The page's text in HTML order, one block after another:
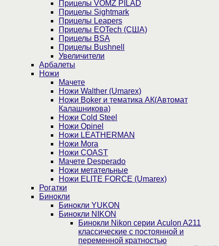
Прицелы VOMZ PILAD
Прицелы Sightmark
Прицелы Leapers
Прицелы EOTech (США)
Прицелы BSA
Прицелы Bushnell
Увеличители
Арбалеты
Ножи
Мачете
Ножи Walther (Umarex)
Ножи Boker и тематика АК(Автомат
Калашникова)
Ножи Cold Steel
Ножи Opinel
Ножи LEATHERMAN
Ножи Mora
Ножи COAST
Мачете Desperado
Ножи метательные
Ножи ELITE FORCE (Umarex)
Рогатки
Бинокли
Бинокли YUKON
Бинокли NIKON
Бинокли Nikon серии Aculon A211
классические с постоянной и
переменной кратностью